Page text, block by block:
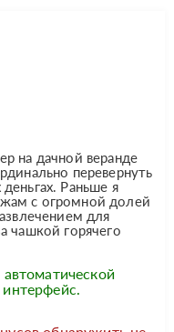
на дачной веранде
перевернуть
Раньше я
с огромной долей
для
чашкой горячего